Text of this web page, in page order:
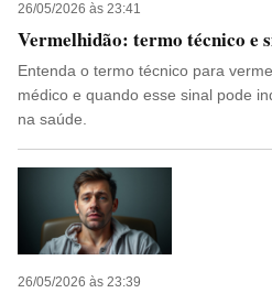
26/05/2026 às 23:41
Vermelhidão: termo técnico e
Entenda o termo técnico para
médico e quando esse sinal pode
na saúde.
26/05/2026 às 23:39